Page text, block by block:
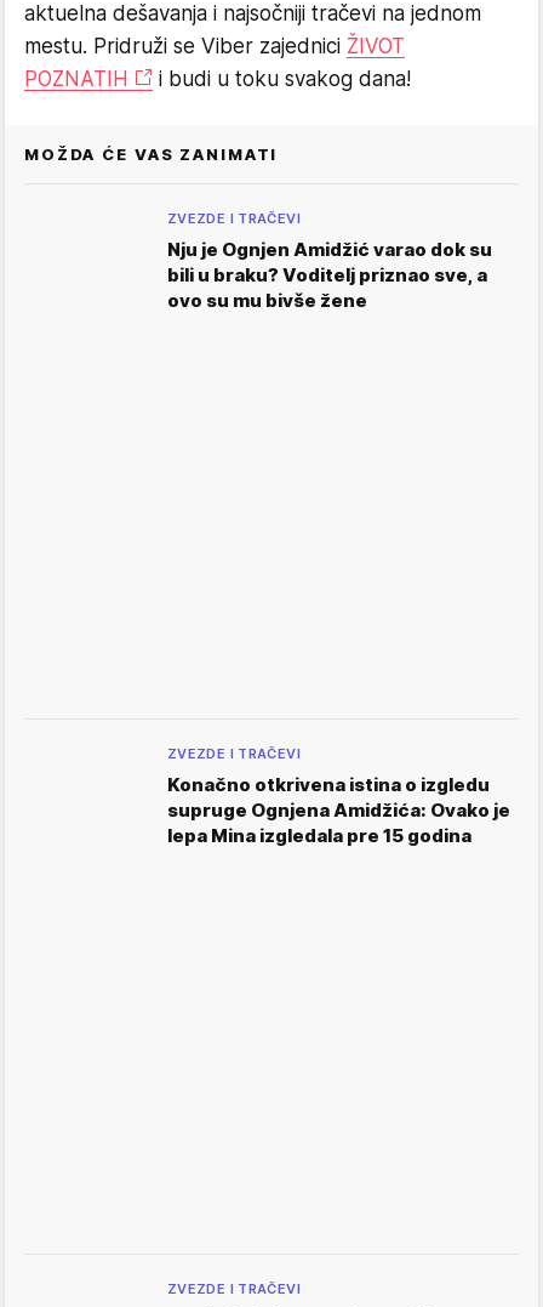
aktuelna dešavanja i najsočniji tračevi na jednom
mestu. Pridruži se Viber zajednici ŽIVOT
POZNATIH
i budi u toku svakog dana!
MOŽDA ĆE VAS ZANIMATI
ZVEZDE I TRAČEVI
Nju je Ognjen Amidžić varao dok su
bili u braku? Voditelj priznao sve, a
ovo su mu bivše žene
ZVEZDE I TRAČEVI
Konačno otkrivena istina o izgledu
supruge Ognjena Amidžića: Ovako je
lepa Mina izgledala pre 15 godina
ZVEZDE I TRAČEVI